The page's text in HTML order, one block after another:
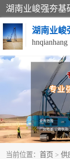
湖南业峻
hnqianhang
当前位置： 首页 > 供
强夯施工案例
强夯施工工程
强夯队伍